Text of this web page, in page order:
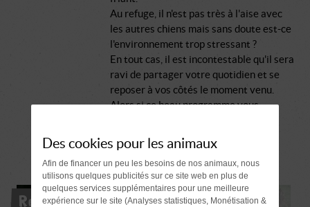
Au refuge, il n'est pas très à l'aise avec
les autres chiens mais sans doute est-ce
l'environnement trop stressant ?
En tout cas, il est incontestable qu'il sera
ravi de partager votre quotidien et se
reposer à vos côtés le moment venu.
Alors si ce beau programme vous
touchant, il vaut le détour.
Réservé
Des cookies pour les animaux
Afin de financer un peu les besoins de nos animaux, nous
utilisons quelques publicités sur ce site web en plus de
quelques services supplémentaires pour une meilleure
expérience sur le site (Analyses statistiques, Monétisation &